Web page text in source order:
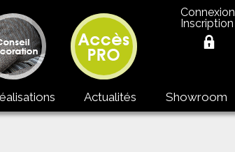
Actualités Showroom
Connexion
Inscription